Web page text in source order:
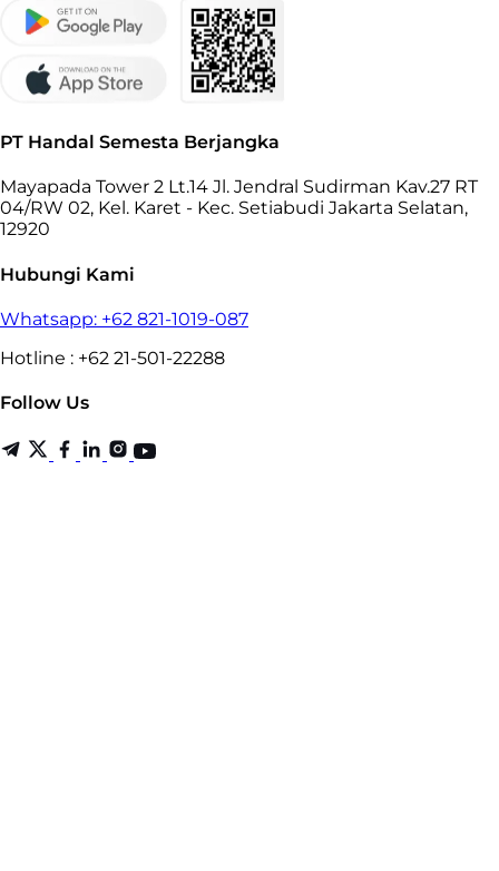
PT Handal Semesta Berjangka
Mayapada Tower 2 Lt.14 Jl. Jendral Sudirman Kav.27 RT
04/RW 02, Kel. Karet - Kec. Setiabudi Jakarta Selatan,
12920
Hubungi Kami
Whatsapp: +62 821-1019-087
Hotline : +62 21-501-22288
Follow Us